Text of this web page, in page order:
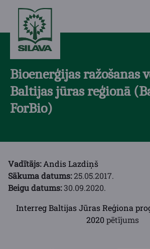
Bioenerģijas ražošanas
Baltijas jūras reģionā
ForBio)
Vadītājs:Andis Lazdiņš
Sākuma datums:25.05.2017.
Beigu datums:30.09.2020.
Interreg Baltijas Jūras Reģiona
2020 pētījums